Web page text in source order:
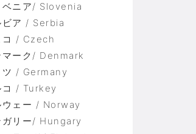
ベニア/ Slovenia
ビア / Serbia
コ / Czech
マーク/ Denmark
ツ / Germany
コ / Turkey
ウェー / Norway
ガリー/ Hungary